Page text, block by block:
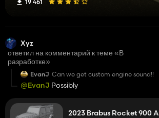
19 461
Xyz
ответил на комментарий к теме «В
разработке»
EvanJ Can we get custom engine sound!!
@EvanJ Possibly
2023 Brabus Rocket 900